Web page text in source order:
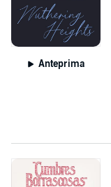
Anteprima